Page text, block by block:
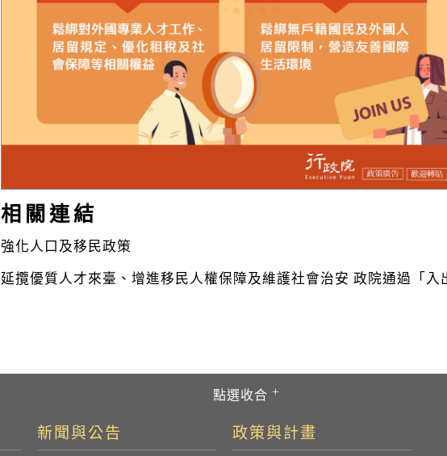
相關連結
強化人口及移民政策
延攬優質人才來臺、增進移民人權保障及維護社會治安 政院通過「
新聞與公告 政策與計畫